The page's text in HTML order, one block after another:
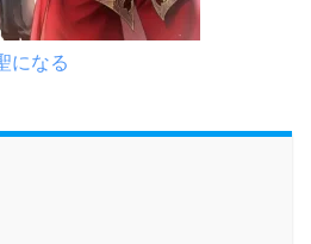
になる